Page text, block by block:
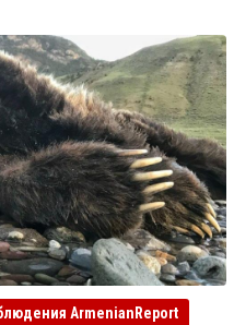
ArmenianReport